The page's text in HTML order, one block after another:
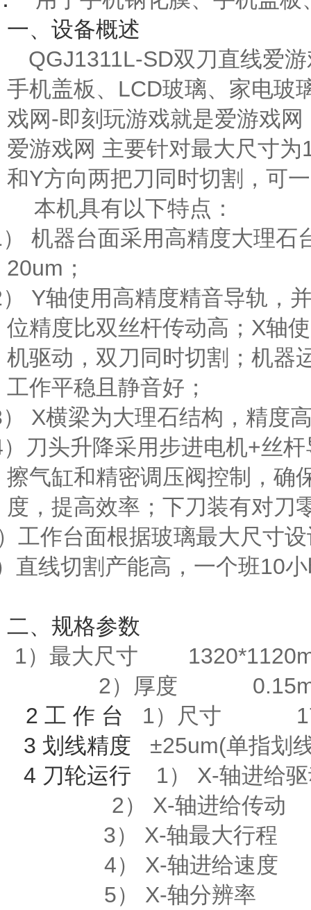
一、设备概述
QGJ1311L-SD双刀直线爱
手机盖板、LCD玻璃、家电玻
戏网-即刻玩游戏就是爱游戏
爱游戏网 主要针对最大尺寸为
和Y方向两把刀同时切割，可
本机具有以下特点：
机器台面采用高精度大理石
20um ；
Y轴使用高精度精音导轨，
位精度比双丝杆传动高； X轴
机驱动，双刀同时切割；机器
工作平稳且静音好；
X横梁为大理石结构，精度
）刀头升降采用步进电机+丝
擦气缸和精密调压阀控制，确
度，提高效率；下刀装有对刀
工作台面根据玻璃最大尺寸
直线切割产能高，一个班10
二、规格参数
1）最大尺寸
2）厚度
2工 作 台 1）尺寸
3 划线精度 ±25um(单指划
4 刀轮运行
1） X-轴进
2） X-轴进给传动 直
3） X-轴最大行程
4） X-轴进给速度
5） X-轴分辨率